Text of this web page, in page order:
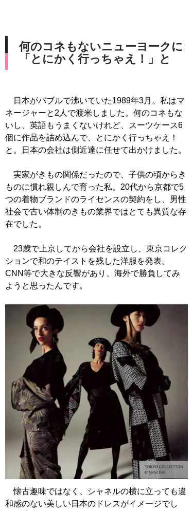
何のコネもないニューヨークに
「とにかく行っちゃえ！」と
日本がバブルで沸いていた1989年3月。私はマ
ネージャーと2人で渡米しました。何のコネもな
いし、英語もうまくないけれど、スーツケース6
個に作品を詰め込んで、とにかく行っちゃえ！
と。日本の会社は側近達に任せて出かけました。
実家がきもの関係だったので、子供の頃からき
ものに慣れ親しんで育った私。20代から京都で5
つの着物ブランドのライセンスの契約をし、男性
社会で古い体制のきもの業界ではとても異質な存
在でした。
23歳で上京してから会社を設立し、東京コレク
ションで和のテイストを残した洋服を発表。
CNN等で大きな反響があり、海外で勝負してみ
ようと思ったんです。
懐古趣味ではなく、シャネルの横に立っても違
和感のない美しい日本のドレスがイメージでし